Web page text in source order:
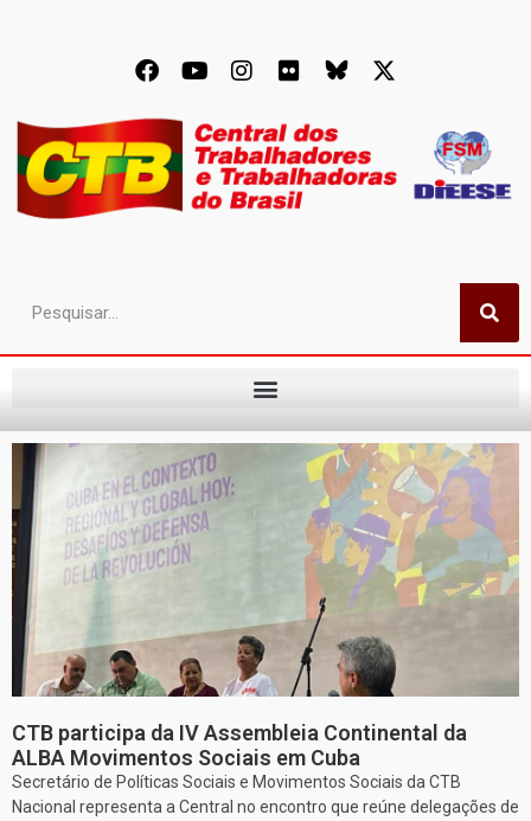
CTB participa da IV Assembleia Continental da
ALBA Movimentos Sociais em Cuba
Secretário de Políticas Sociais e Movimentos Sociais da CTB
Nacional representa a Central no encontro que reúne delegações de